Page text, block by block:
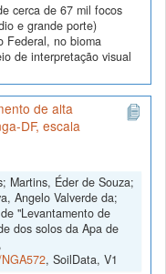
cerca de 67 mil focos
e grande porte)
Federal, no bioma
de interpretação visual
de alta
DF, escala
Martins, Éder de Souza;
Angelo Valverde da;
"Levantamento de
dos solos da Apa de
, SoilData, V1